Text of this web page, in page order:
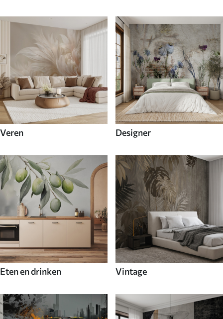
Veren Designer
Eten en drinken Vintage